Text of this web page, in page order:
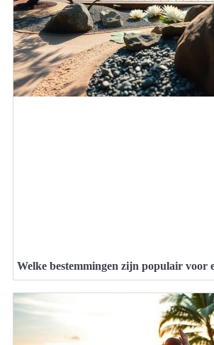
Welke bestemmingen zijn populair voor